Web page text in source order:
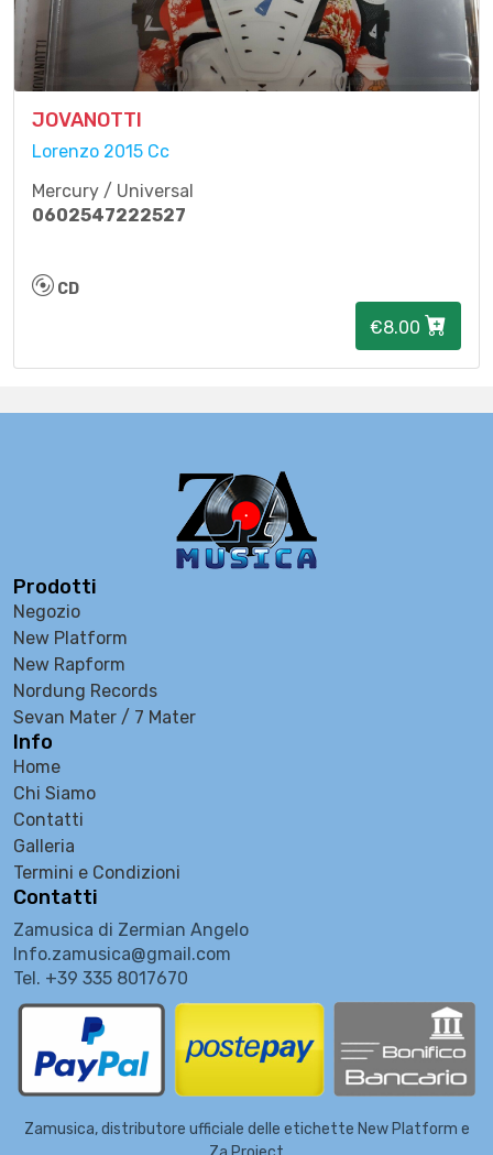
JOVANOTTI
Lorenzo 2015 Cc
Mercury / Universal
0602547222527
CD
€8.00
Prodotti
Negozio
New Platform
New Rapform
Nordung Records
Sevan Mater / 7 Mater
Info
Home
Chi Siamo
Contatti
Galleria
Termini e Condizioni
Contatti
Zamusica di Zermian Angelo
Info.zamusica@gmail.com
Tel. +39 335 8017670
Zamusica, distributore ufficiale delle etichette New Platform e